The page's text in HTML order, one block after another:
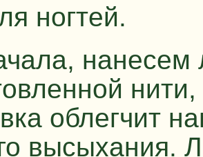
ногтей.
нанесем
облегчит
высыхания.